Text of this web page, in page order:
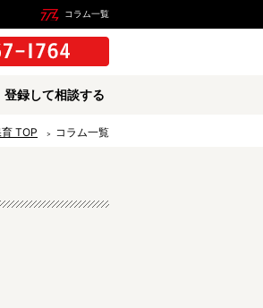
コラム一覧
登録して相談する
TOP コラム一覧